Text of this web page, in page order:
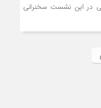
در این نشست سخنرانی